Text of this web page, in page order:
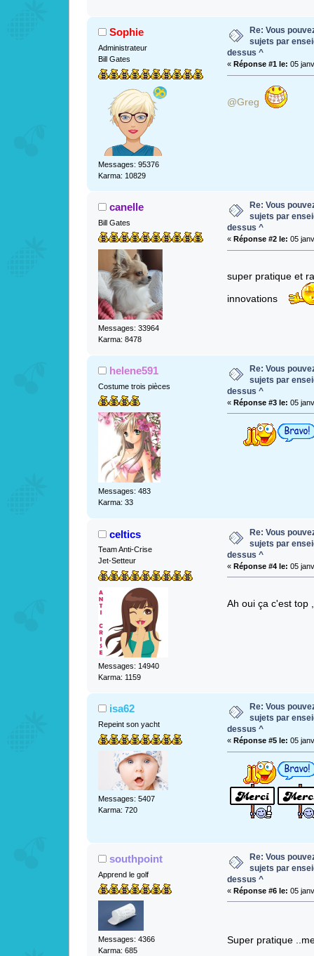
Sophie
Administrateur
Bill Gates
Messages: 95376
Karma: 10829
Re: Vous
sujets par
dessus ^
« Réponse #1 le: 05
@Greg
canelle
Bill Gates
Messages: 33964
Karma: 8478
Re: Vous
sujets par
dessus ^
« Réponse #2 le: 05
super pratique et
innovations
helene591
Costume trois pièces
Messages: 483
Karma: 33
Re: Vous
sujets par
dessus ^
« Réponse #3 le: 05
celtics
Team Anti-Crise
Jet-Setteur
Messages: 14940
Karma: 1159
Re: Vous
sujets par
dessus ^
« Réponse #4 le: 05
Ah oui ça c'est
isa62
Repeint son yacht
Messages: 5407
Karma: 720
Re: Vous
sujets par
dessus ^
« Réponse #5 le: 05
southpoint
Apprend le golf
Messages: 4366
Karma: 685
Re: Vous
sujets par
dessus ^
« Réponse #6 le: 05
Super pratique